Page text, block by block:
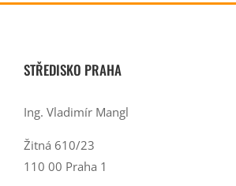
STŘEDISKO PRAHA
Ing. Vladimír Mangl
Žitná 610/23
110 00 Praha 1